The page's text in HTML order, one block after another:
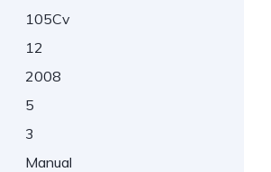
105Cv
12
2008
5
3
Manual